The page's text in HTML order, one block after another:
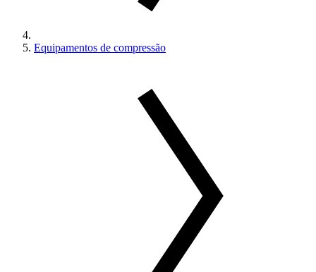
Equipamentos de compressão